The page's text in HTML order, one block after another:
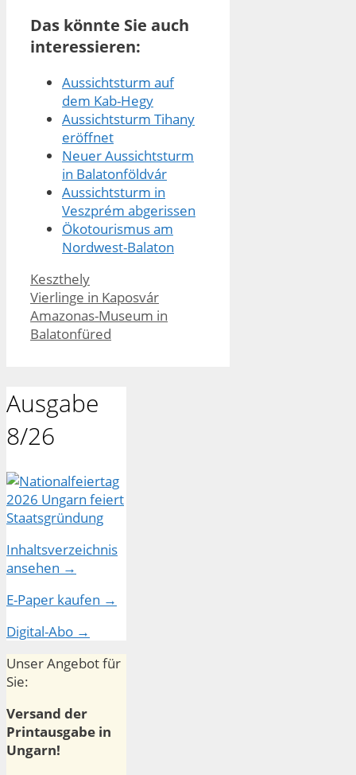
Das könnte Sie auch
interessieren:
Aussichtsturm auf
dem Kab-Hegy
Aussichtsturm Tihany
eröffnet
Neuer Aussichtsturm
in Balatonföldvár
Aussichtsturm in
Veszprém abgerissen
Ökotourismus am
Nordwest-Balaton
Kategorien
Keszthely
Vierlinge in Kaposvár
Amazonas-Museum in
Balatonfüred
Ausgabe
8/26
Inhaltsverzeichnis
ansehen →
E-Paper kaufen →
Digital-Abo →
Unser Angebot für
Sie:
Versand der
Printausgabe in
Ungarn!